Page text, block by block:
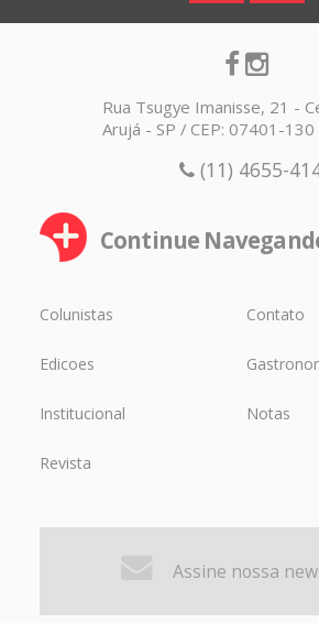
Rua Tsugye Imanisse, 21 -
Arujá - SP / CEP: 07401-130
(11) 4655-
Continue
Colunistas Contato
Edicoes
Institucional Notas
Revista
Assine nossa